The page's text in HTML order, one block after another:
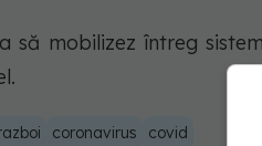
să mobilizez întreg
coronavirus covid